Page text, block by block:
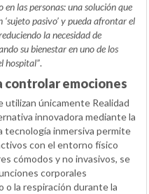
las personas: una solución que
‘sujeto pasivo’ y pueda afrontar el
la necesidad de
su bienestar en uno de los
hospital”.
controlar emociones
únicamente Realidad
innovadora mediante la
tecnología inmersiva permite
con el entorno físico
cómodos y no invasivos, se
corporales
o la respiración durante la